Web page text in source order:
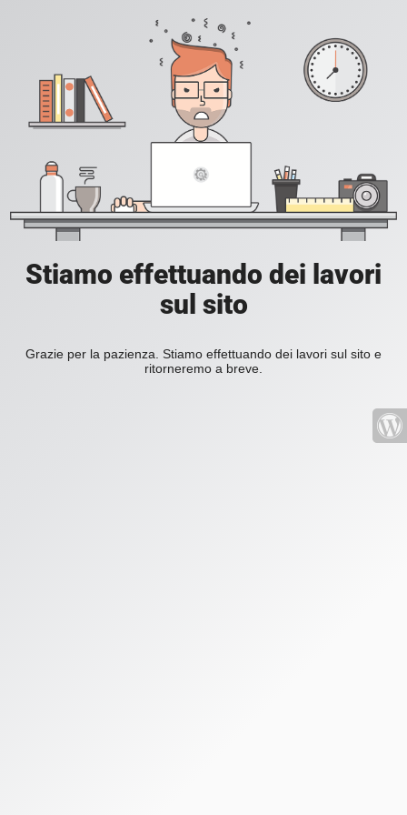
Stiamo effettuando dei lavori
sul sito
Grazie per la pazienza. Stiamo effettuando dei lavori sul sito e
ritorneremo a breve.